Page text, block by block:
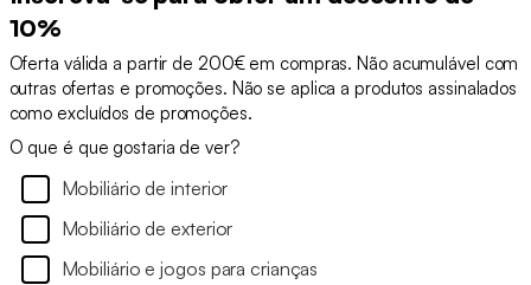
10%
Oferta válida a partir de 200€ em compras. Não acumulável com
outras ofertas e promoções. Não se aplica a produtos assinalados
como excluídos de promoções.
O que é que gostaria de ver?
Mobiliário de interior
Mobiliário de exterior
Mobiliário e jogos para crianças